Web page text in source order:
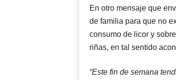
En otro mensaje que
de familia para que no
consumo de licor y
riñas, en tal sentido
“Este fin de semana